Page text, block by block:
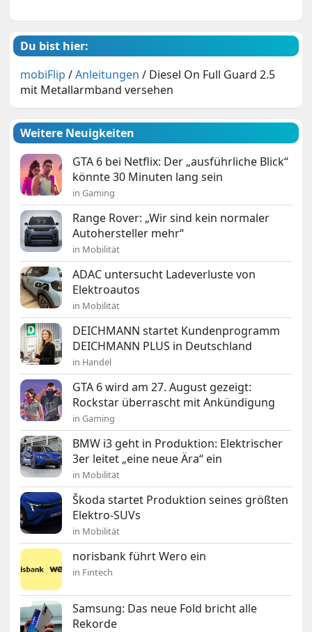
Du bist hier:
mobiFlip /Anleitungen / Diesel On Full Guard 2.5
mit Metallarmband versehen
Weitere Neuigkeiten
GTA 6 bei Netflix: Der „ausführliche Blick“
könnte 30 Minuten lang sein
in Gaming
Range Rover: „Wir sind kein normaler
Autohersteller mehr“
in Mobilität
ADAC untersucht Ladeverluste von
Elektroautos
in Mobilität
DEICHMANN startet Kundenprogramm
DEICHMANN PLUS in Deutschland
in Handel
GTA 6 wird am 27. August gezeigt:
Rockstar überrascht mit Ankündigung
in Gaming
BMW i3 geht in Produktion: Elektrischer
3er leitet „eine neue Ära“ ein
in Mobilität
Škoda startet Produktion seines größten
Elektro-SUVs
in Mobilität
norisbank führt Wero ein
in Fintech
Samsung: Das neue Fold bricht alle
Rekorde